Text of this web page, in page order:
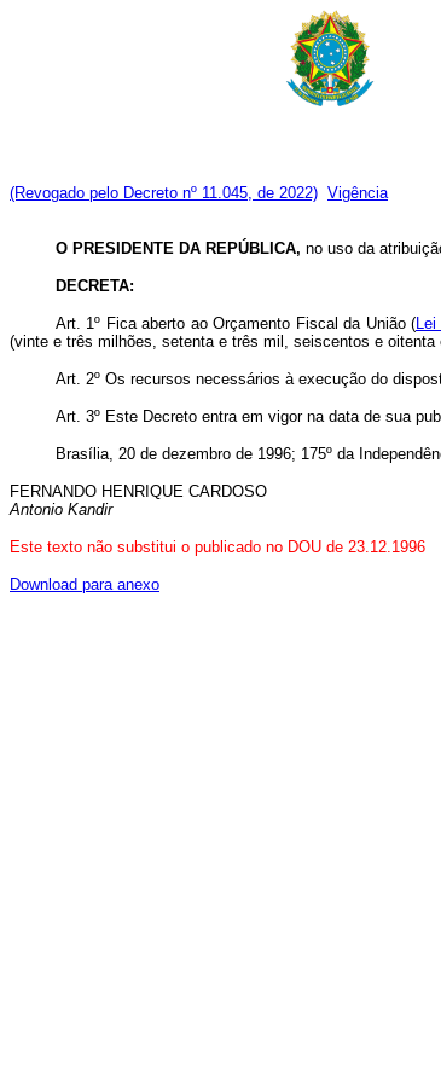
(Revogado pelo Decreto nº 11.045, de 2022) Vigência
O PRESIDENTE DA REPÚBLICA, no uso da
DECRETA:
Art. 1º Fica aberto ao Orçamento Fiscal da União (Lei
(vinte e três milhões, setenta e três mil, seiscentos e
Art. 2º Os recursos necessários à execução do
Art. 3º Este Decreto entra em vigor na data de sua
Brasília, 20 de dezembro de 1996; 175º da
FERNANDO HENRIQUE CARDOSO
Antonio Kandir
Este texto não substitui o publicado no DOU de 23.12.1996
Download para anexo